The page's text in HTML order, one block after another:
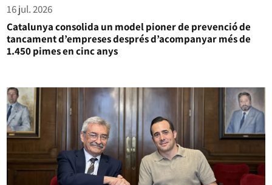
Catalunya consolida un model pioner de prevenció de
tancament d’empreses després d’acompanyar més de
1.450 pimes en cinc anys
16 jul. 2026